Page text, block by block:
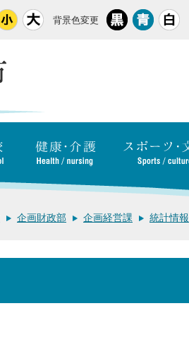
背景色変更
企画財政部 企画経営課 統計情報